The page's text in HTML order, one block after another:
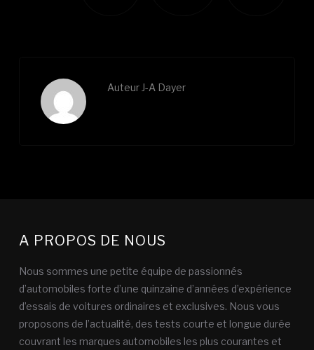
Auteur J-A Dayer
A PROPOS DE NOUS
Nous sommes une petite équipe de passionnés
d’automobiles forte d’une quinzaine d’années d’expérience
d’essais de voitures ordinaires et exclusives. Nous vous
proposons de l’actualité, des tests courte et longue durée
couvrant les marques automobiles les plus courantes et